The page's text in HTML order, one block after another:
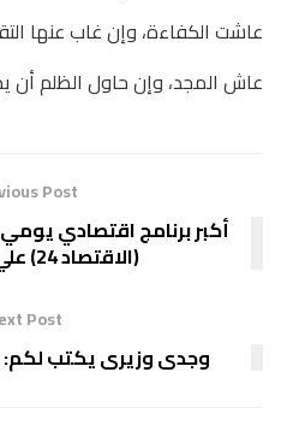
عاشت الكفاءة، وإن غاب عنها
عاش المجد، وإن حاول الظلم
Post
أكبر برنامج اقتصادي
(الاقتصاد 24) علي شاشة الأولي
Post
وجدى وزيرى يكتب لكم: